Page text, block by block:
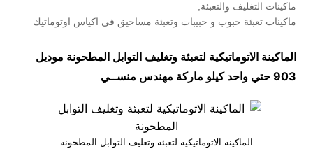
ماكينات التغليف والتعبئة,
ماكينات تعبئة حبوب و حبيبات وتعبئة مساحيق في اكياس اوتوماتيك
الماكينة الاتوماتيكية لتعبئة وتغليف التوابل المطحونة موديل
903 حتي واحد كيلو ماركة مهندس منســي
الماكينة الاتوماتيكية لتعبئة وتغليف التوابل المطحونة